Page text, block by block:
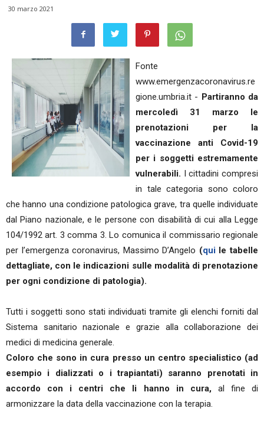
30 marzo 2021
Fonte
www.emergenzacoronavirus.re
gione.umbria.it - Partiranno da
mercoledì 31 marzo le
prenotazioni per la
vaccinazione anti Covid-19
per i soggetti estremamente
vulnerabili. I cittadini compresi
in tale categoria sono coloro
che hanno una condizione patologica grave, tra quelle individuate
dal Piano nazionale, e le persone con disabilità di cui alla Legge
104/1992 art. 3 comma 3. Lo comunica il commissario regionale
per l’emergenza coronavirus, Massimo D’Angelo (quile tabelle
dettagliate, con le indicazioni sulle modalità di prenotazione
per ogni condizione di patologia).
Tutti i soggetti sono stati individuati tramite gli elenchi forniti dal
Sistema sanitario nazionale e grazie alla collaborazione dei
medici di medicina generale.
Coloro che sono in cura presso un centro specialistico (ad
esempio i dializzati o i trapiantati) saranno prenotati in
accordo con i centri che li hanno in cura,al fine di
armonizzare la data della vaccinazione con la terapia.